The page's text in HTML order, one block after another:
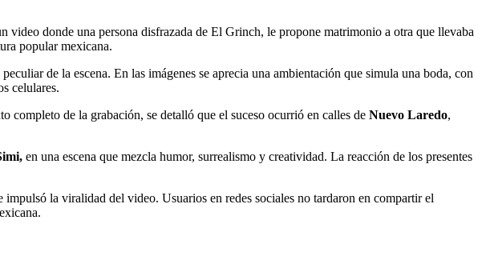
video donde una persona disfrazada de El Grinch, le propone matrimonio a otra que llevaba
popular mexicana.
de la escena. En las imágenes se aprecia una ambientación que simula una boda, con
celulares.
completo de la grabación, se detalló que el suceso ocurrió en calles de Nuevo Laredo,
en una escena que mezcla humor, surrealismo y creatividad. La reacción de los presentes
la viralidad del video. Usuarios en redes sociales no tardaron en compartir el